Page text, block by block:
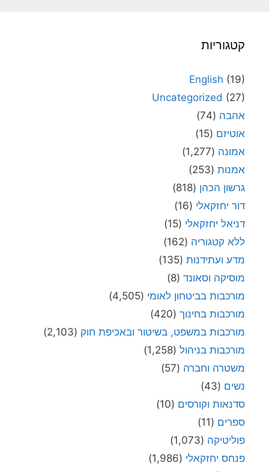
קטגוריות
English (19)
Uncategorized (27)
אהבה (74)
אוטיזם (15)
אמונה (1,277)
אמנות (253)
גרשון הכהן (818)
דור יחזקאלי (16)
דניאל יחזקאלי (15)
ללא קטגוריה (162)
מדע ועתידנות (135)
מוסיקה וסאונד (8)
מורכבות בביטחון לאומי (4,505)
מורכבות בחינוך (420)
מורכבות במשפט, בשיטור ובאכיפת חוק (2,103)
מורכבות בניהול (1,258)
משטרה וחברה (57)
נשים (43)
סדנאות וקורסים (10)
ספרים (11)
פוליטיקה (1,073)
פנחס יחזקאלי (1,986)